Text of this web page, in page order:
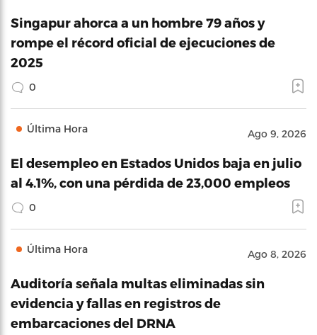
Singapur ahorca a un hombre 79 años y
rompe el récord oficial de ejecuciones de
2025
0
Última Hora Ago 9, 2026
El desempleo en Estados Unidos baja en julio
al 4.1%, con una pérdida de 23,000 empleos
0
Última Hora Ago 8, 2026
Auditoría señala multas eliminadas sin
evidencia y fallas en registros de
embarcaciones del DRNA